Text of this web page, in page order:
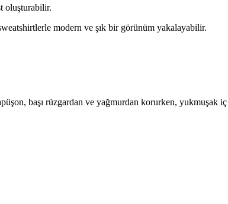
oluşturabilir.
modern ve şık bir görünüm yakalayabilir.
başı rüzgardan ve yağmurdan korurken, yukmuşak